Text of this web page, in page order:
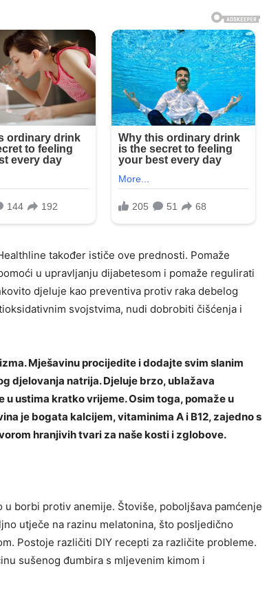
također ističe ove prednosti. Pomaže
u upravljanju dijabetesom i pomaže regulirati
djeluje kao preventiva protiv raka debelog
svojstvima, nudi dobrobiti čišćenja i
Mješavinu procijedite i dodajte svim slanim
djelovanja natrija. Djeluje brzo, ublažava
ustima kratko vrijeme. Osim toga, pomaže u
je bogata kalcijem, vitaminima A i B12, zajedno s
hranjivih tvari za naše kosti i zglobove.
borbi protiv anemije. Štoviše, poboljšava pamćenje
utječe na razinu melatonina, što posljedično
Postoje različiti DIY recepti za različite probleme.
sušenog đumbira s mljevenim kimom i